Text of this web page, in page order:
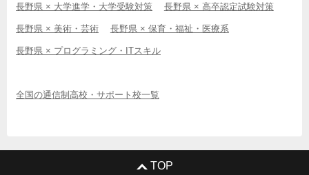
長野県 × 大学進学・大学受験対策 長野県 × 高卒認定試験対策
長野県 × 美術・芸術 長野県 × 保育・福祉・医療系
長野県 × プログラミング・ITスキル
全国の通信制高校・サポート校一覧
TOP